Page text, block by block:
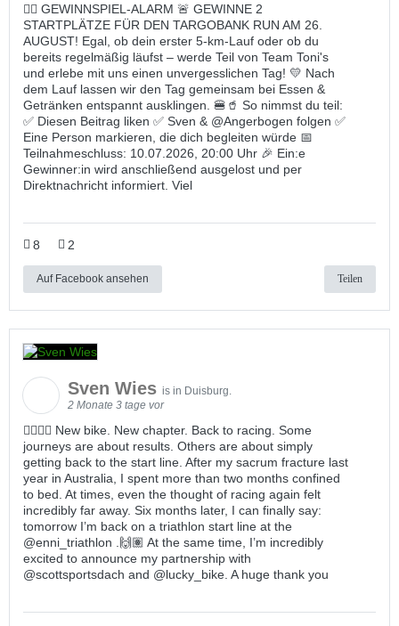
🏃‍♀️ GEWINNSPIEL-ALARM 🚨 GEWINNE 2
STARTPLÄTZE FÜR DEN TARGOBANK RUN AM 26.
AUGUST! Egal, ob dein erster 5-km-Lauf oder ob du
bereits regelmäßig läufst – werde Teil von Team Toni's
und erlebe mit uns einen unvergesslichen Tag! 💛 Nach
dem Lauf lassen wir den Tag gemeinsam bei Essen &
Getränken entspannt ausklingen. 🍔🥤 So nimmst du teil:
✅ Diesen Beitrag liken ✅ Sven & @Angerbogen folgen ✅
Eine Person markieren, die dich begleiten würde 📅
Teilnahmeschluss: 10.07.2026, 20:00 Uhr 🎉 Ein:e
Gewinner:in wird anschließend ausgelost und per
Direktnachricht informiert. Viel
8 2
Auf Facebook ansehen Teilen
Sven Wies is in Duisburg.
2 Monate 3 tage vor
🚴🏽‍♂️✨ New bike. New chapter. Back to racing. Some
journeys are about results. Others are about simply
getting back to the start line. After my sacrum fracture last
year in Australia, I spent more than two months confined
to bed. At times, even the thought of racing again felt
incredibly far away. Six months later, I can finally say:
tomorrow I’m back on a triathlon start line at the
@enni_triathlon .🙌🏽 At the same time, I’m incredibly
excited to announce my partnership with
@scottsportsdach and @lucky_bike. A huge thank you